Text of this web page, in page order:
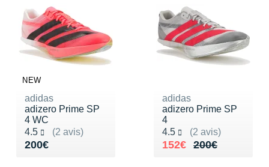
NEW
adidas
adizero Prime SP
4 WC
4.5
(2 avis)
Noté 4.5 sur 5
200€
Vendu 200€
adidas
adizero Prime SP
4
4.5
(2 avis)
Noté 4.5 sur 5
200€
Au lieu de 200€
152€
Vendu 152€